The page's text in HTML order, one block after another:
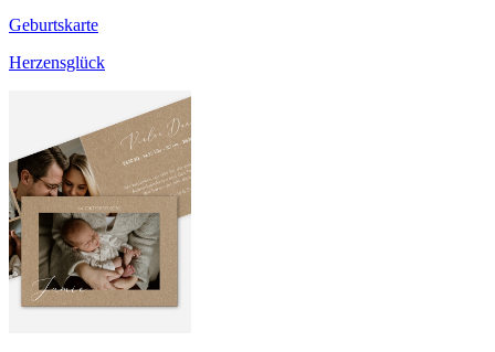
Geburtskarte
Herzensglück